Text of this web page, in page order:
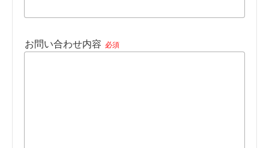
お問い合わせ内容 必須